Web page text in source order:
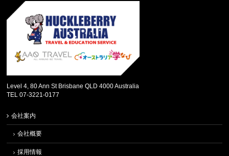
Level 4, 80 Ann St Brisbane QLD 4000 Australia
TEL 07-3221-0177
会社案内
会社概要
採用情報